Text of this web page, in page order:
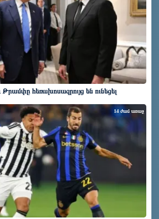
Թրամփը հեռախոսազրույց են ունեցել
14 ժամ առաջ